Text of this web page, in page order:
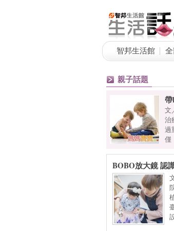
智邦生活館
親子話題
長、彰化縣職能治療師公會理事長陳宜男職能
的「文明症」之一。在台灣，發現3～5歲兒童
署所公告的標準相比較）。「少動」的問題不
BOBO放大鏡 認